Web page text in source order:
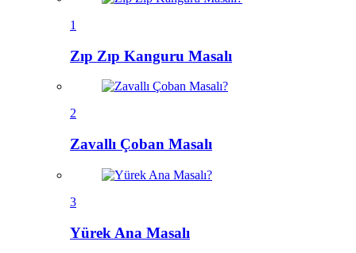
1
Zıp Zıp Kanguru Masalı
2
Zavallı Çoban Masalı
3
Yürek Ana Masalı